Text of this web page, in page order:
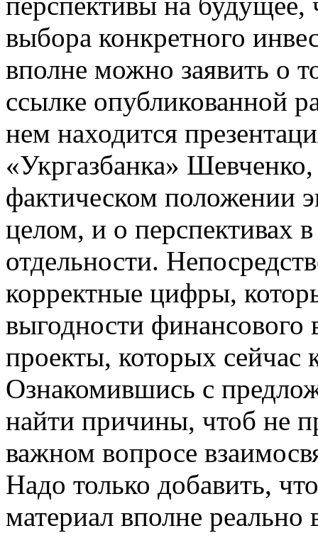
выбора конкретного
вполне можно заявить о
ссылке опубликованной
нем находится
«Укргазбанка»
фактическом положении
целом, и о перспективах
отдельности.
корректные цифры,
выгодности финансового
проекты, которых сейчас
Ознакомившись с
найти причины, чтоб не
важном вопросе
Надо только добавить,
материал вполне